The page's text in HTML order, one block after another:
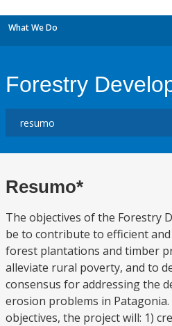
What We Do
Forestry
Resumo*
The objectives of the Forestry
be to contribute to efficient
forest plantations and timber
alleviate rural poverty, and to
consensus for addressing the
erosion problems in Patagonia.
objectives, the project will: 1)